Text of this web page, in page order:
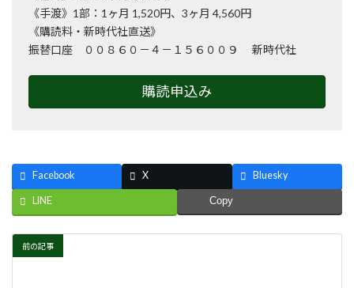
《手渡》1部：1ヶ月 1,520円、3ヶ月 4,560円
《購読料・新時代社直送》
振替口座 ００８６０－４－１５６００９ 新時代社
購読申込み
Facebook X Bluesky
LINE Copy
前の記事